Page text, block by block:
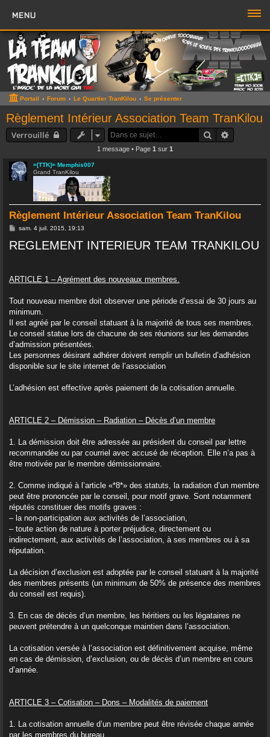
MENU
PORTAIL
FORUM
ZONE TTK
Boutique TTK
TROMBI
ACCÈS RAPIDE
Sujets sans réponse
Sujets actifs
Rechercher
Boite à Chat
>>
S’ENREGISTRER
Portail Forum Le Quartier TranKilou Se présenter
Règlement Intérieur Association Team TranKilou
Verrouillé Rechercher
1 message • Page 1 sur 1
=[TTK]= Memphis007
Grand TranKilou
Règlement Intérieur Association Team TranKilou
M
s
s
sam. 4 juil. 2015, 19:13
REGLEMENT INTERIEUR TEAM TRANKILOU
ARTICLE 1 – Agrément des nouveaux membres.
Tout nouveau membre doit observer une période d’essai de 30 jours au
minimum.
Il est agréé par le conseil statuant à la majorité de tous ses membres.
Le conseil statue lors de chacune de ses réunions sur les demandes
d’admission présentées.
Les personnes désirant adhérer doivent remplir un bulletin d’adhésion
disponible sur le site internet de l’association
L’adhésion est effective après paiement de la cotisation annuelle.
ARTICLE 2 – Démission – Radiation – Décès d’un membre
1. La démission doit être adressée au président du conseil par lettre
recommandée ou par courriel avec accusé de réception. Elle n’a pas à
être motivée par le membre démissionnaire.
2. Comme indiqué à l’article «*8*» des statuts, la radiation d’un membre
peut être prononcée par le conseil, pour motif grave. Sont notamment
réputés constituer des motifs graves :
– la non-participation aux activités de l’association,
– toute action de nature à porter préjudice, directement ou
indirectement, aux activités de l’association, à ses membres ou à sa
réputation.
La décision d’exclusion est adoptée par le conseil statuant à la majorité
des membres présents (un minimum de 50% de présence des membres
du conseil est requis).
3. En cas de décès d’un membre, les héritiers ou les légataires ne
peuvent prétendre à un quelconque maintien dans l’association.
La cotisation versée à l’association est définitivement acquise, même
en cas de démission, d’exclusion, ou de décès d’un membre en cours
d’année.
ARTICLE 3 – Cotisation – Dons – Modalités de paiement
1. La cotisation annuelle d’un membre peut être révisée chaque année
par les membres du bureau